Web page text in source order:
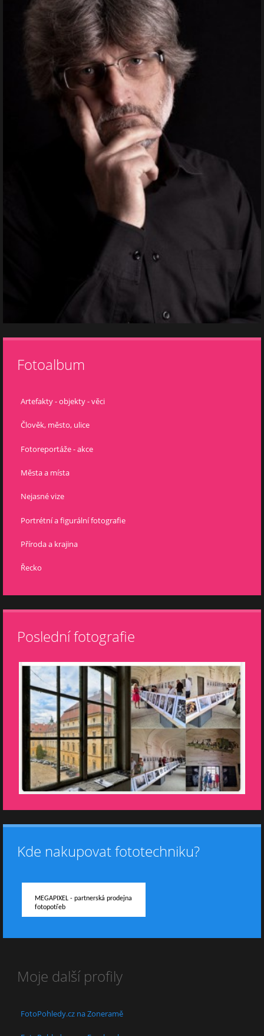
Fotoalbum
Artefakty - objekty - věci
Člověk, město, ulice
Fotoreportáže - akce
Města a místa
Nejasné vize
Portrétní a figurální fotografie
Příroda a krajina
Řecko
Poslední fotografie
Kde nakupovat fototechniku?
MEGAPIXEL - partnerská prodejna
fotopotřeb
Moje další profily
FotoPohledy.cz na Zoneramě